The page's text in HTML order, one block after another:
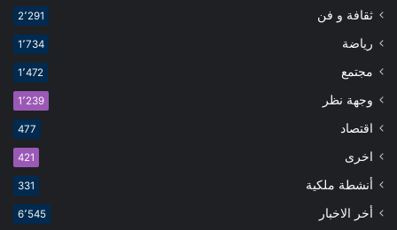
ثقافة و فن 2٬291
رياضة 1٬734
مجتمع 1٬472
وجهة نظر 1٬239
اقتصاد 477
اخرى 421
أنشطة ملكية 331
أخر الاخبار 6٬545